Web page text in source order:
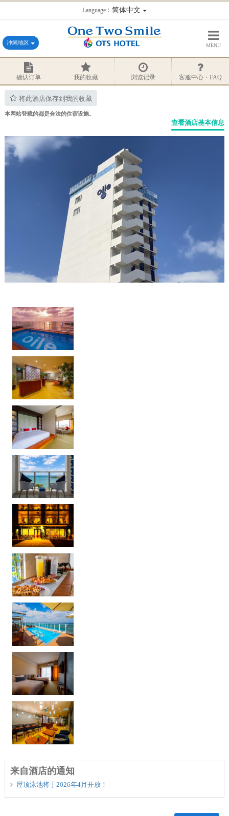
Language：简体中文
冲绳地区 MENU
确认订单 我的收藏 浏览记录 客服中心・FAQ
将此酒店保存到我的收藏
本网站登载的都是合法的住宿设施。
查看酒店基本信息
来自酒店的通知
屋顶泳池将于2026年4月开放！